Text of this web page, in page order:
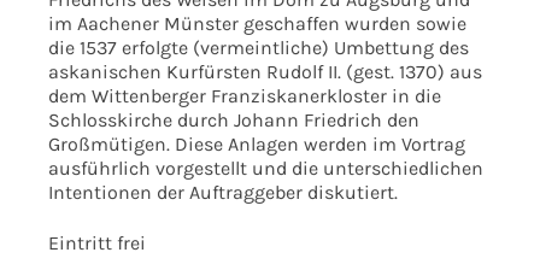
im Aachener Münster geschaffen wurden sowie
die 1537 erfolgte (vermeintliche) Umbettung des
askanischen Kurfürsten Rudolf II. (gest. 1370) aus
dem Wittenberger Franziskanerkloster in die
Schlosskirche durch Johann Friedrich den
Großmütigen. Diese Anlagen werden im Vortrag
ausführlich vorgestellt und die unterschiedlichen
Intentionen der Auftraggeber diskutiert.
Eintritt frei